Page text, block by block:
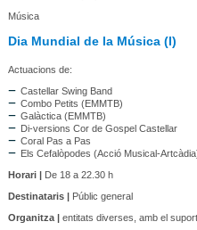
Música
Dia Mundial de la Música (I)
Actuacions de:
Castellar Swing Band
Combo Petits (EMMTB)
Galàctica (EMMTB)
Di-versions Cor de Gospel Castellar
Coral Pas a Pas
Els Cefalòpodes (Acció Musical-
Horari |De 18 a 22.30 h
Destinataris |Públic general
Organitza |entitats diverses, amb el